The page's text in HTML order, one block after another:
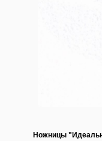
Ножницы